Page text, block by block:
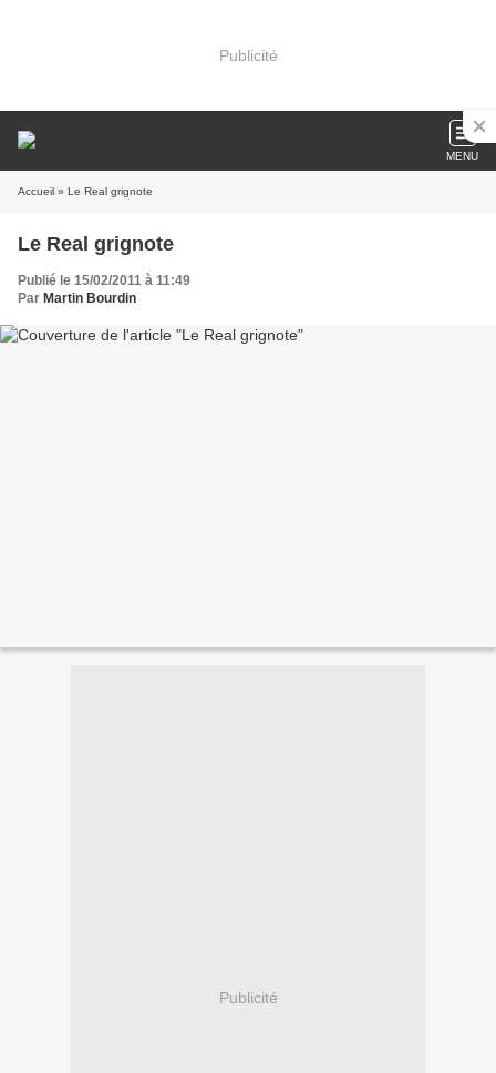
Publicité
MENU
Accueil » Le Real grignote
Le Real grignote
Publié le 15/02/2011 à 11:49
Par Martin Bourdin
Publicité